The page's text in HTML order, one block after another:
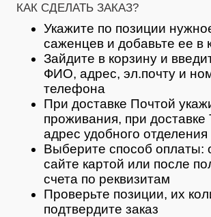
КАК СДЕЛАТЬ ЗАКАЗ?
Укажите по позиции
саженцев и добавьте ее в
Зайдите в корзину и
ФИО, адрес, эл.почту и
телефона
При доставке Почтой
проживания, при доставке
адрес удобного отделения
Выберите способ оплаты:
сайте картой или после
счета по реквизитам
Проверьте позиции, их
подтвердите заказ